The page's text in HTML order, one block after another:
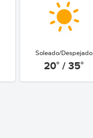
Soleado/Despejado
20° / 35°